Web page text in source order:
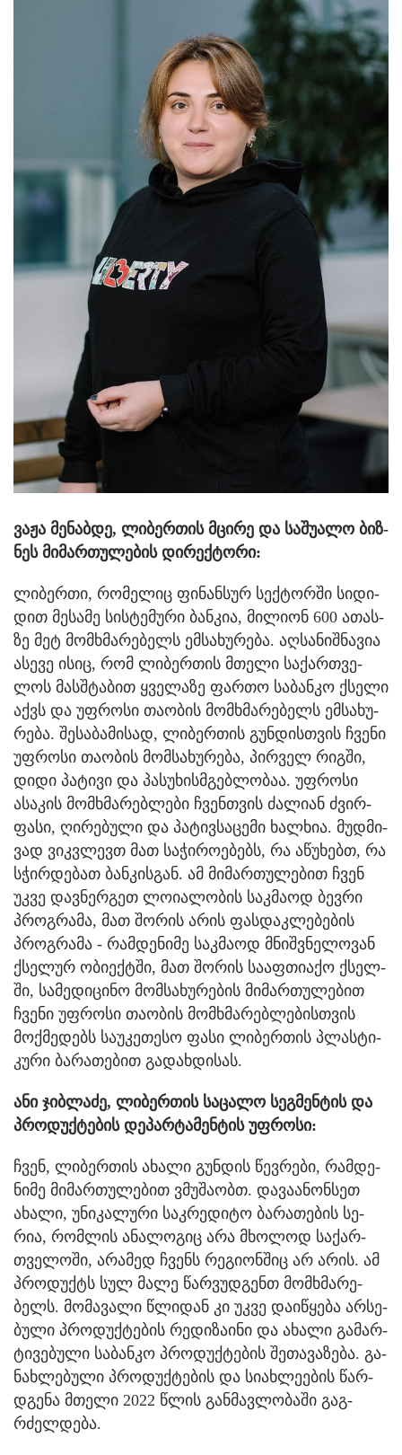
ვაჟა მე­ნაბ­დე, ლი­ბერ­თის მცი­რე და სა­შუ­ა­ლო ბიზ­
ნეს მი­მარ­თუ­ლე­ბის დი­რექ­ტო­რი:
ლი­ბერ­თი, რო­მე­ლიც ფი­ნან­სურ სექ­ტორ­ში სი­დი­
დით მე­სა­მე სის­ტე­მუ­რი ბან­კია, მი­ლი­ონ 600 ათას­
ზე მეტ მომ­ხმა­რე­ბელს ემ­სა­ხუ­რე­ბა. აღ­სა­ნიშ­ნა­ვია
ასე­ვე ისიც, რომ ლი­ბერ­თის მთე­ლი სა­ქარ­თვე­
ლოს მას­შტა­ბით ყვე­ლა­ზე ფარ­თო სა­ბან­კო ქსე­ლი
აქვს და უფ­რო­სი თა­ო­ბის მომ­ხმა­რე­ბელს ემ­სა­ხუ­
რე­ბა. შე­სა­ბა­მი­სად, ლი­ბერ­თის გუნ­დის­თვის ჩვე­ნი
უფ­რო­სი თა­ო­ბის მომ­სა­ხუ­რე­ბა, პირ­ველ რიგ­ში,
დიდი პა­ტი­ვი და პა­სუ­ხის­მგებ­ლო­ბაა. უფ­რო­სი
ასა­კის მომ­ხმა­რებ­ლე­ბი ჩვენ­თვის ძა­ლი­ან ძვირ­
ფა­სი, ღი­რე­ბუ­ლი და პა­ტივსა­ცე­მი ხალ­ხია. მუდ­მი­
ვად ვიკ­ვლევთ მათ სა­ჭი­რო­ე­ბებს, რა აწუ­ხებთ, რა
სჭირ­დე­ბათ ბან­კის­გან. ამ მი­მარ­თუ­ლე­ბით ჩვენ
უკვე დავ­ნერ­გეთ ლო­ი­ა­ლო­ბის საკ­მა­ოდ ბევ­რი
პროგ­რა­მა, მათ შო­რის არის ფას­დაკ­ლე­ბე­ბის
პროგ­რა­მა - რამ­დე­ნი­მე საკ­მა­ოდ მნიშ­ვნე­ლო­ვან
ქსე­ლურ ობი­ექ­ტში, მათ შო­რის სა­აფ­თი­ა­ქო ქსელ­
ში, სა­მე­დი­ცი­ნო მომ­სა­ხუ­რე­ბის მი­მარ­თუ­ლე­ბით
ჩვე­ნი უფ­რო­სი თა­ო­ბის მომ­ხმა­რებ­ლე­ბის­თვის
მოქ­მე­დებს სა­უ­კე­თე­სო ფასი ლი­ბერ­თის პლას­ტი­
კუ­რი ბა­რა­თე­ბით გა­დახ­დი­სას.
ანი ჯიბ­ლა­ძე, ლი­ბერ­თის სა­ცა­ლო სეგ­მენ­ტის და
პრო­დუქ­ტე­ბის დე­პარ­ტა­მენ­ტის უფ­რო­სი:
ჩვენ, ლი­ბერ­თის ახა­ლი გუნ­დის წევ­რე­ბი, რამ­დე­
ნი­მე მი­მარ­თუ­ლე­ბით ვმუ­შა­ობთ. და­ვა­ა­ნონ­სეთ
ახა­ლი, უნი­კა­ლუ­რი საკ­რე­დი­ტო ბა­რა­თე­ბის სე­
რია, რომ­ლის ანა­ლო­გიც არა მხო­ლოდ სა­ქარ­
თვე­ლო­ში, არა­მედ ჩვენს რე­გი­ონ­შიც არ არის. ამ
პრო­დუქტს სულ მალე წარ­ვუდ­გენთ მომ­ხმა­რე­
ბელს. მო­მა­ვა­ლი წლი­დან კი უკვე და­ი­წყე­ბა არ­სე­
ბუ­ლი პრო­დუქ­ტე­ბის რე­დი­ზა­ი­ნი და ახა­ლი გა­მარ­
ტი­ვე­ბუ­ლი სა­ბან­კო პრო­დუქ­ტე­ბის შე­თა­ვა­ზე­ბა. გა­
ნახ­ლე­ბუ­ლი პრო­დუქ­ტე­ბის და სი­ახ­ლე­ე­ბის წარ­
დგე­ნა მთე­ლი 2022 წლის გან­მავ­ლო­ბა­ში გაგ­
რძელ­დე­ბა.